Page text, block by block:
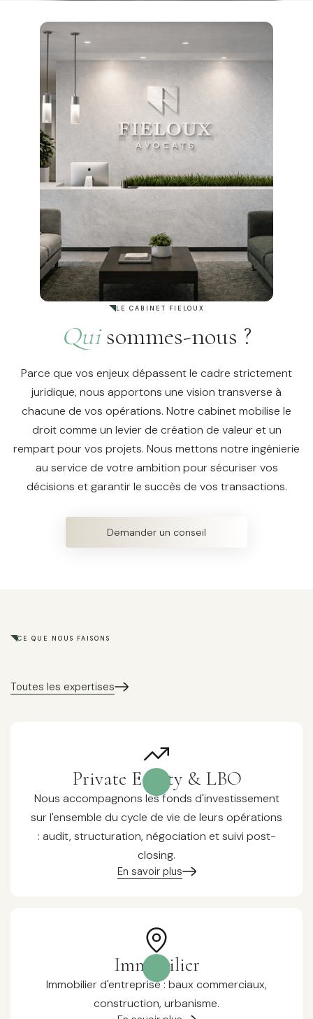
LE CABINET FIELOUX
Quisommes-nous ?
Parce que vos enjeux dépassent le cadre strictement
juridique, nous apportons une vision transverse à
chacune de vos opérations. Notre cabinet mobilise le
droit comme un levier de création de valeur et un
rempart pour vos projets. Nous mettons notre ingénierie
au service de votre ambition pour sécuriser vos
décisions et garantir le succès de vos transactions.
Demander un conseil
CE QUE NOUS FAISONS
Toutes les expertises
Private Equity & LBO
Nous accompagnons les fonds d'investissement
sur l'ensemble du cycle de vie de leurs opérations
: audit, structuration, négociation et suivi post-
closing.
En savoir plus
Immobilier
Immobilier d'entreprise : baux commerciaux,
construction, urbanisme.